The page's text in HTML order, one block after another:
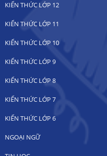
KIẾN THỨC LỚP 12
KIẾN THỨC LỚP 11
KIẾN THỨC LỚP 10
KIẾN THỨC LỚP 9
KIẾN THỨC LỚP 8
KIẾN THỨC LỚP 7
KIẾN THỨC LỚP 6
NGOẠI NGỮ